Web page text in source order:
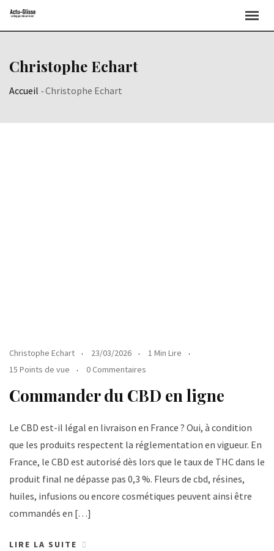
Christophe Echart
Accueil -Christophe Echart
Christophe Echart 23/03/2026
1 Min Lire
15 Points de vue
0 Commentaires
Commander du CBD en ligne
Le CBD est-il légal en livraison en France ? Oui, à condition
que les produits respectent la réglementation en vigueur. En
France, le CBD est autorisé dès lors que le taux de THC dans le
produit final ne dépasse pas 0,3 %. Fleurs de cbd, résines,
huiles, infusions ou encore cosmétiques peuvent ainsi être
commandés en […]
LIRE LA SUITE